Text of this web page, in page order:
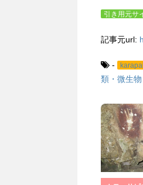
引き用元サ
記事元url:
-
類・微生物